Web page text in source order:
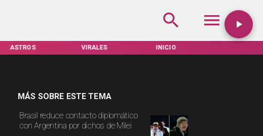
ASTROS VIRALES INICIO
Brasil reduce contacto diplomático
con Argentina por dichos de Milei
MÁS SOBRE ESTE TEMA